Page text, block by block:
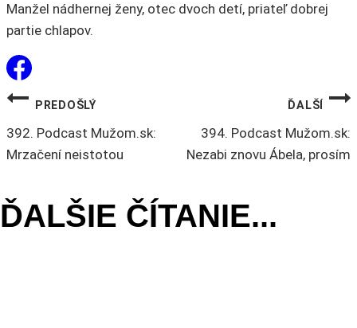
na
Manžel nádhernej ženy, otec dvoch detí, priateľ dobrej
partie chlapov.
NAVIGÁCIA
V
ČLÁNKU
PREDOŠLÝ
392. Podcast Mužom.sk:
Mrzačení neistotou
ĎALŠÍ
394. Podcast Mužom.sk:
Nezabi znovu Ábela, prosím
ĎALŠIE ČÍTANIE...